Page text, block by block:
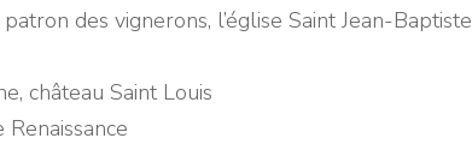
des vignerons, l’église Saint Jean-Baptiste
château Saint Louis